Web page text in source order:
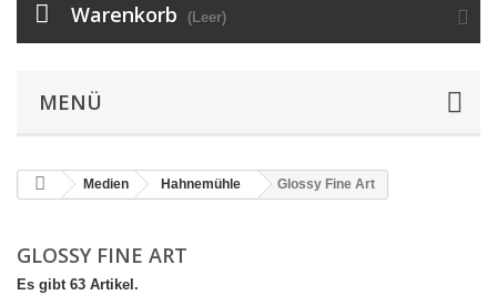
Warenkorb (Leer)
MENÜ
Medien Hahnemühle Glossy Fine Art
GLOSSY FINE ART
Es gibt 63 Artikel.